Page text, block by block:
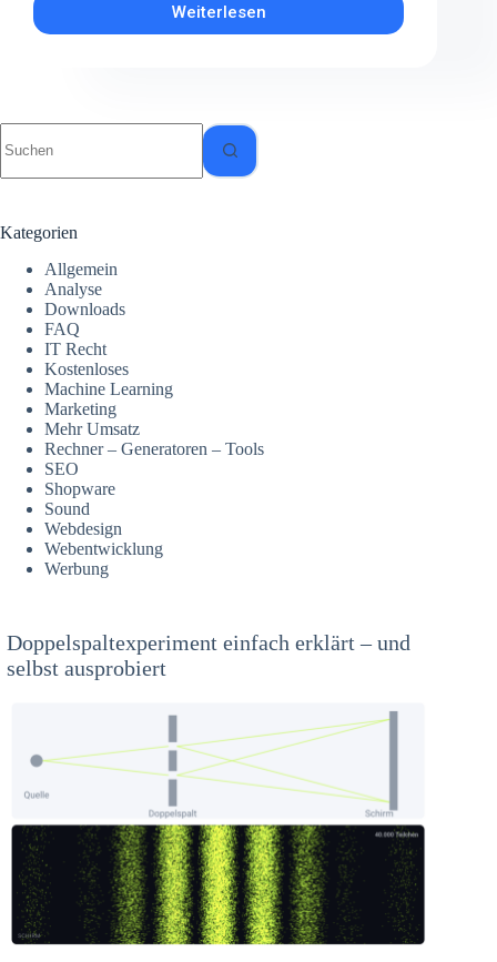
Weiterlesen
XOVI:
All-
Tool
für
mehr
Traffic,
Ergebnisse
Kategorien
Allgemein
Analyse
Downloads
FAQ
IT Recht
Kostenloses
Machine Learning
Marketing
Mehr Umsatz
Rechner – Generatoren – Tools
SEO
Shopware
Sound
Webdesign
Webentwicklung
Werbung
Doppelspaltexperiment einfach erklärt – und
selbst ausprobiert